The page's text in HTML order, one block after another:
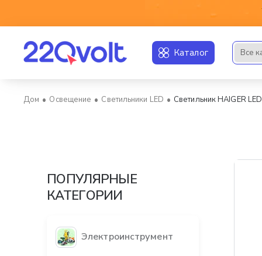
Каталог Все
Освещение Светильники LED Светильник HAIGER
ПОПУЛЯРНЫЕ
КАТЕГОРИИ
Электроинструмент